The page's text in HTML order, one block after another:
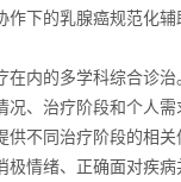
下的乳腺癌规范化辅
内的多学科综合诊
、治疗阶段和个人
不同治疗阶段的相
情绪、正确面对疾